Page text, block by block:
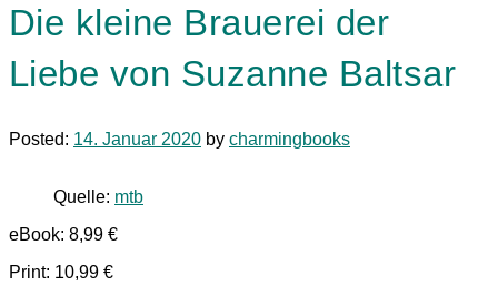
Die kleine Brauerei der
Liebe von Suzanne Baltsar
Posted: 14. Januar 2020 by charmingbooks
Quelle: mtb
eBook: 8,99 €
Print: 10,99 €